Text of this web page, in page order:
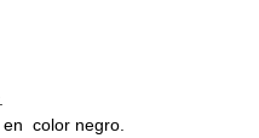
color negro.